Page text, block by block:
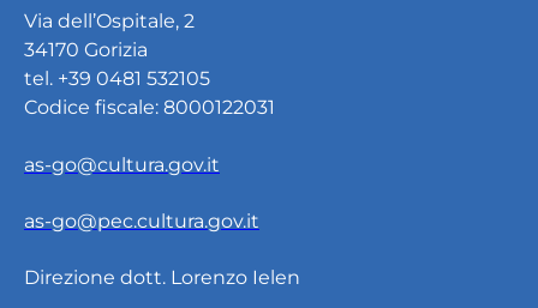
Via dell’Ospitale, 2
34170 Gorizia
tel. +39 0481 532105
Codice fiscale: 8000122031
as-go@cultura.gov.it
as-go@pec.cultura.gov.it
Direzione dott. Lorenzo Ielen